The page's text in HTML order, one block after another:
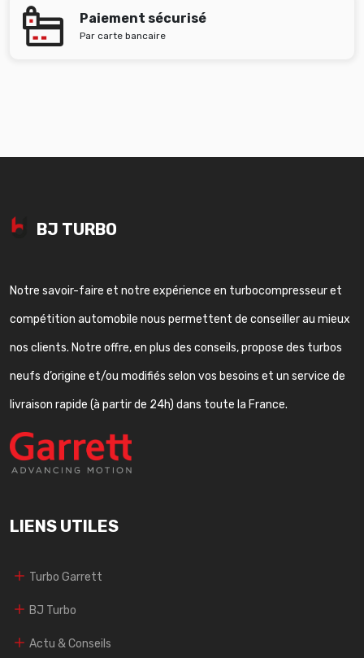
Paiement sécurisé
Par carte bancaire
BJ TURBO
Notre savoir-faire et notre expérience en turbocompresseur et
compétition automobile nous permettent de conseiller au mieux
nos clients. Notre offre, en plus des conseils, propose des turbos
neufs d’origine et/ou modifiés selon vos besoins et un service de
livraison rapide (à partir de 24h) dans toute la France.
LIENS UTILES
Turbo Garrett
BJ Turbo
Actu & Conseils